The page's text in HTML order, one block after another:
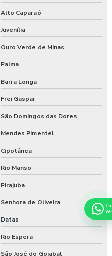
Alto Caparaó
Juvenília
Ouro Verde de Minas
Palma
Barra Longa
Frei Gaspar
São Domingos das Dores
Mendes Pimentel
Cipotânea
Rio Manso
Pirajuba
Senhora de Oliveira
Datas
Rio Espera
São José do Goiabal